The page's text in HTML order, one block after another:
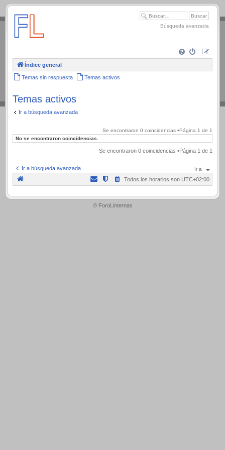
.
Búsqueda avanzada
Índice general
Temas sin respuesta Temas activos
Temas activos
Ir a búsqueda avanzada
Se encontraron 0 coincidencias •Página 1 de 1
No se encontraron coincidencias.
Se encontraron 0 coincidencias •Página 1 de 1
Ir a búsqueda avanzada Ir a
Todos los horarios son UTC+02:00
.
© ForoLinternas